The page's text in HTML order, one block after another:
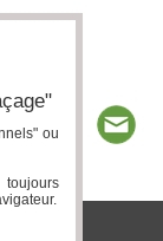
ou